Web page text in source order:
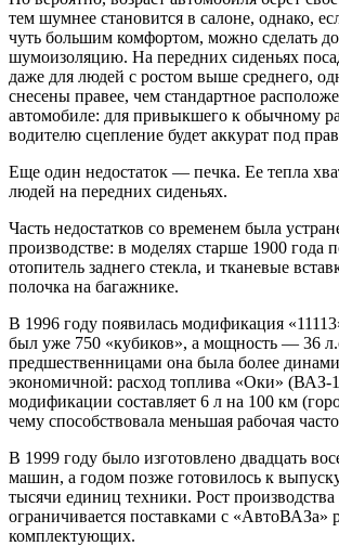
тем шумнее становится в салоне, однако,
чуть большим комфортом, можно сделать
шумоизоляцию. На передних сиденьях
даже для людей с ростом выше среднего,
снесены правее, чем стандартное
автомобиле: для привыкшего к обычному
водителю сцепление будет аккурат под
Еще один недостаток — печка. Ее тепла
людей на передних сиденьях.
Часть недостатков со временем была
производстве: в моделях старше 1900 года
отопитель заднего стекла, и тканевые
полочка на багажнике.
В 1996 году появилась модификация
был уже 750 «кубиков», а мощность — 36
предшественницами она была более
экономичной: расход топлива «Оки» (ВАЗ-
модификации составляет 6 л на 100 км
чему способствовала меньшая рабочая
В 1999 году было изготовлено двадцать
машин, а годом позже готовилось к
тысячи единиц техники. Рост производства
ограничивается поставками с «АвтоВАЗа»
комплектующих.